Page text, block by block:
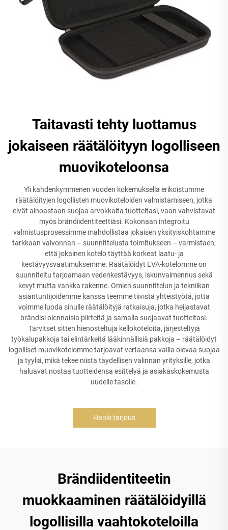
Taitavasti tehty luottamus
jokaiseen räätälöityyn logolliseen
muovikoteloonsa
Yli kahdenkymmenen vuoden kokemuksella erikoistumme
räätälöityjen logollisten muovikoteloiden valmistamiseen, jotka
eivät ainoastaan suojaa arvokkaita tuotteitasi, vaan vahvistavat
myös brändiidentiteettiäsi. Kokonaan integroitu
valmistusprosessimme mahdollistaa jokaisen yksityiskohtamme
tarkkaan valvonnan – suunnittelusta toimitukseen – varmistaen,
että jokainen kotelo täyttää korkeat laatu- ja
kestävyysvaatimuksemme. Räätälöidyt EVA-kotelomme on
suunniteltu tarjoamaan vedenkestävyys, iskunvaimennus sekä
kevyt mutta vankka rakenne. Omien suunnittelun ja tekniikan
asiantuntijoidemme kanssa teemme tiivistä yhteistyötä, jotta
voimme luoda sinulle räätälöityjä ratkaisuja, jotka heijastavat
brändisi olennaisia piirteitä ja samalla suojaavat tuotteitasi.
Tarvitset sitten hienosteltuja kellokoteloita, järjesteltyjä
työkalupakkoja tai elintärkeitä lääkinnällisiä pakkoja – räätälöidyt
logolliset muovikotelomme tarjoavat vertaansa vailla olevaa suojaa
ja tyyliä, mikä tekee niistä täydellisen valinnan yrityksille, jotka
haluavat nostaa tuotteidensa esittelyä ja asiakaskokemusta
uudelle tasolle.
Hanki tarjous
Brändiidentiteetin
muokkaaminen räätälöidyillä
logollisilla vaahtokoteloilla